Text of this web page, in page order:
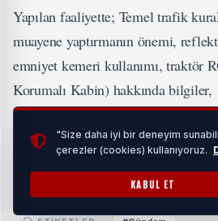
Yapılan faaliyette; Temel trafik
muayene yaptırmanın önemi,
emniyet kemeri kullanımı, traktör
Korumalı Kabin) hakkında bilgiler,
alkollü araç kullanımı ve sonuçları,
sürüş kuralları konularında detaylı
"Size daha iyi bir deneyim
çerezler (cookies) kullanıyoruz.
KABUL ET